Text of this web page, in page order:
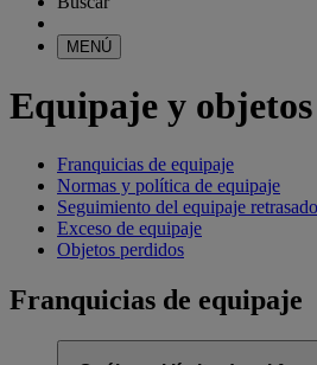
MENÚ
Equipaje y
Franquicias de equipaje
Normas y política de equipaje
Seguimiento del equipaje
Exceso de equipaje
Objetos perdidos
Franquicias de equipaje